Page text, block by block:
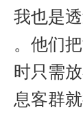
我也是
。他们
时只需
息客群就